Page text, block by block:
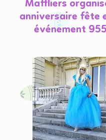
Maffliers
anniversaire fête
événement